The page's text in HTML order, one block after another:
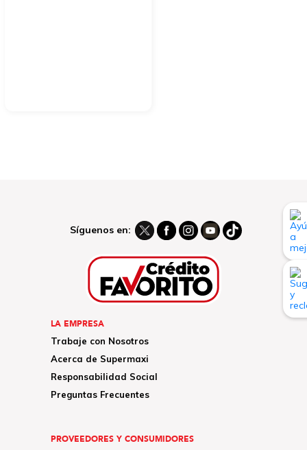
Síguenos en:
LA EMPRESA
Trabaje con Nosotros
Acerca de Supermaxi
Responsabilidad Social
Preguntas Frecuentes
PROVEEDORES Y CONSUMIDORES